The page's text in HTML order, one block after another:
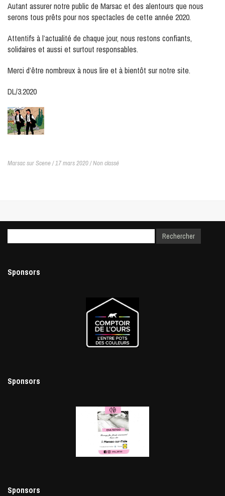
Autant assurer notre public de Marsac et des alentours que nous
serons tous prêts pour nos spectacles de cette année 2020.
Attentifs à l’actualité de chaque jour, nous restons confiants,
solidaires et aussi et surtout responsables.
Merci d’être nombreux à nous lire et à bientôt sur notre site.
DL/3.2020
Marsac sur Scene / 17 mars 2020 /Non classé
Sponsors
Sponsors
Sponsors